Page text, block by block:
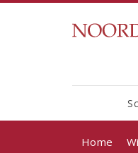
Home